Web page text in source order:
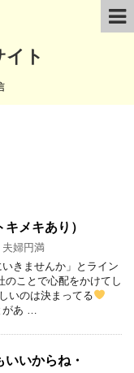
ト
メキあり）
夫婦円満
きませんか」とライン
のことで心配をかけてし
いのは決まってる
あ …
いからね・